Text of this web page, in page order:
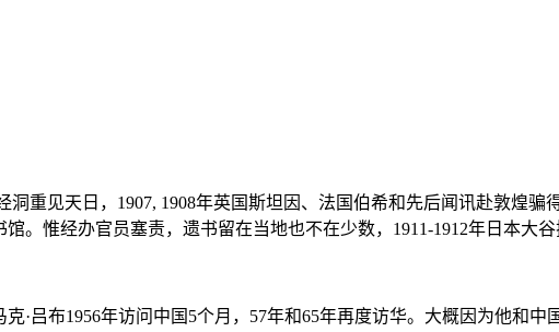
洞重见天日，1907, 1908年英国斯坦因、法国伯希和先后闻讯赴敦煌
。惟经办官员塞责，遗书留在当地也不在少数，1911-1912年日本大
克·吕布1956年访问中国5个月，57年和65年再度访华。大概因为他和